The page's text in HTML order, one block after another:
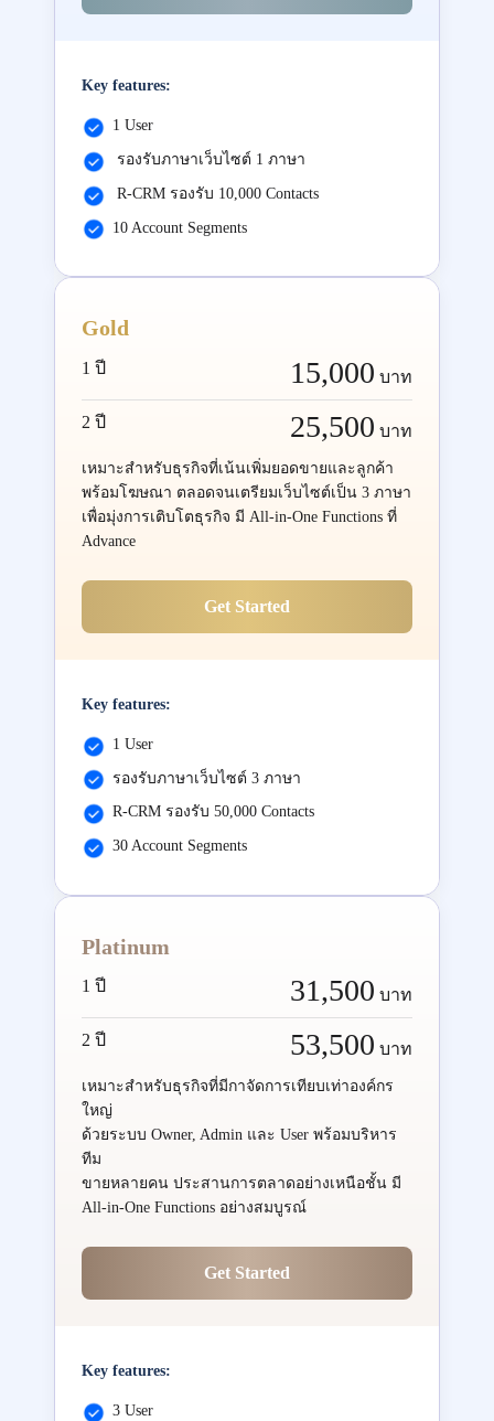
Key features:
1 User
รองรับภาษาเว็บไซต์ 1 ภาษา
R-CRM รองรับ 10,000 Contacts
10 Account Segments
Gold
1 ปี 15,000 บาท
2 ปี 25,500 บาท
เหมาะสำหรับธุรกิจที่เน้นเพิ่มยอดขายและลูกค้า
พร้อมโฆษณา ตลอดจนเตรียมเว็บไซต์เป็น 3 ภาษา
เพื่อมุ่งการเติบโตธุรกิจ มี All-in-One Functions ที่
Advance
Get Started
Key features:
1 User
รองรับภาษาเว็บไซต์ 3 ภาษา
R-CRM รองรับ 50,000 Contacts
30 Account Segments
Platinum
1 ปี 31,500 บาท
2 ปี 53,500 บาท
เหมาะสำหรับธุรกิจที่มีกาจัดการเทียบเท่าองค์กร
ใหญ่
ด้วยระบบ Owner, Admin และ User พร้อมบริหาร
ทีม
ขายหลายคน ประสานการตลาดอย่างเหนือชั้น มี
All-in-One Functions อย่างสมบูรณ์
Get Started
Key features:
3 User